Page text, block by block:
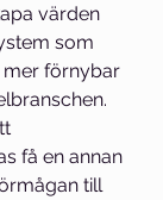
värden
som
mer förnybar
få en annan
till